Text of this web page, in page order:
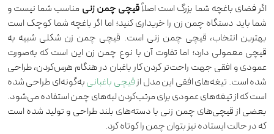
اگر فضای باغچه شما بزرگ است اصلاًقیچی چمن زنی مناسب شما نیست و
شما باید دستگاه چمن زن را خریداری کنید؛ اما اگر باغچه شما کوچک است
بهترین انتخاب، قیچی چمن زنی است. قیچی چمن زن شکلی شبیه به
قیچی معمولی دارد؛ اما تفاوت آن با نوع چمن زن این است که به‌صورت
عمودی و افقی جهت راحت‌تر کردن کار باغبان در هنگام هرس‌کردن، طراحی
شده است. تیغه‌های افقی این مدل ازقیچی باغبانیبه‌گونه‌ای طراحی شده
است که از تیغه‌های عمودی برای مرتب‌کردن لبه‌های چمن استفاده می‌شود.
بعضی از قیچی‌های چمن زنی با دسته‌های بلند طراحی و تولید شده است
که در حالت ایستاده نیز بتوان چمن را کوتاه کرد.